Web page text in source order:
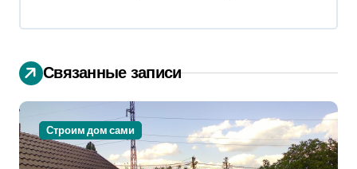
и
я
п
о
з
Связанные записи
Строим дом сами